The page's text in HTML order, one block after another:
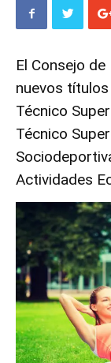
El Consejo
nuevos
Técnico
Técnico
Actividades